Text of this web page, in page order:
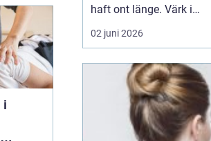
i
haft ont länge. Värk i
rygg, nacke eller huvud
blir lätt en del av
låser sig helt eller
smärtan gör det svårt att
jobba, sova eller träna.
För den som letar efter
02 juni 2026